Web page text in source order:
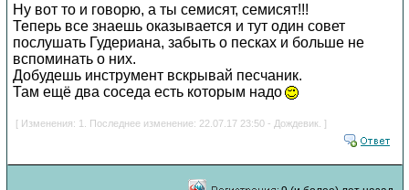
Ну вот то и говорю, а ты семисят, семисят!!!
Теперь все знаешь оказывается и тут один совет
послушать Гудериана, забыть о песках и больше не
вспоминать о них.
Добудешь инструмент вскрывай песчаник.
Там ещё два соседа есть которым надо
[ Изменения: 1. Последнее изменение: 22.07.17 23:50 - Дождевик. ]